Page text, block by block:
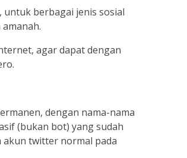
untuk berbagai jenis sosial
agar dapat dengan
dengan nama-nama
(bukan bot) yang sudah
akun twitter normal pada